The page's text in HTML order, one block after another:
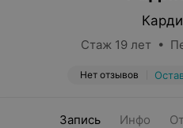
Стаж 19 лет •
Нет отзывов
Запись Инфо